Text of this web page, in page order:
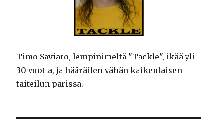
Timo Saviaro, lempinimeltä "Tackle", ikää yli
30 vuotta, ja hääräilen vähän kaikenlaisen
taiteilun parissa.